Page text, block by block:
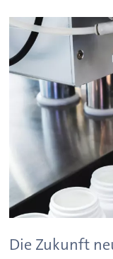
Die Zukunft